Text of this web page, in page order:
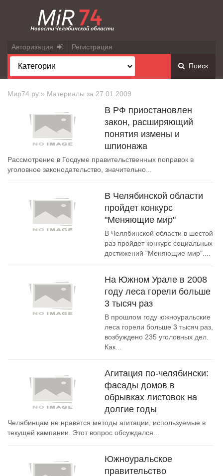
Авторизация Регистрация
Поиск
Мир74.ру » Материалы за 27.01.2009
В РФ приостановлен
закон, расширяющий
понятия измены и
шпионажа
Рассмотрение в Госдуме правительственных поправок в
уголовное законодательство, значительно...
В Челябинской области
пройдет конкурс
"Меняющие мир"
В Челябинской области в шестой
раз пройдет конкурс социальных
достижений "Меняющие мир"....
На Южном Урале в 2008
году леса горели больше
3 тысяч раз
В прошлом году южноуральские
леса горели больше 3 тысяч раз,
возбуждено 235 уголовных дел.
Как...
Агитация по-челябински:
фасады домов в
обрывках листовок на
долгие годы
Челябинцам не нравятся методы агитации, используемые в
текущей кампании. Этот вопрос обсуждался...
Южноуральское
правительство